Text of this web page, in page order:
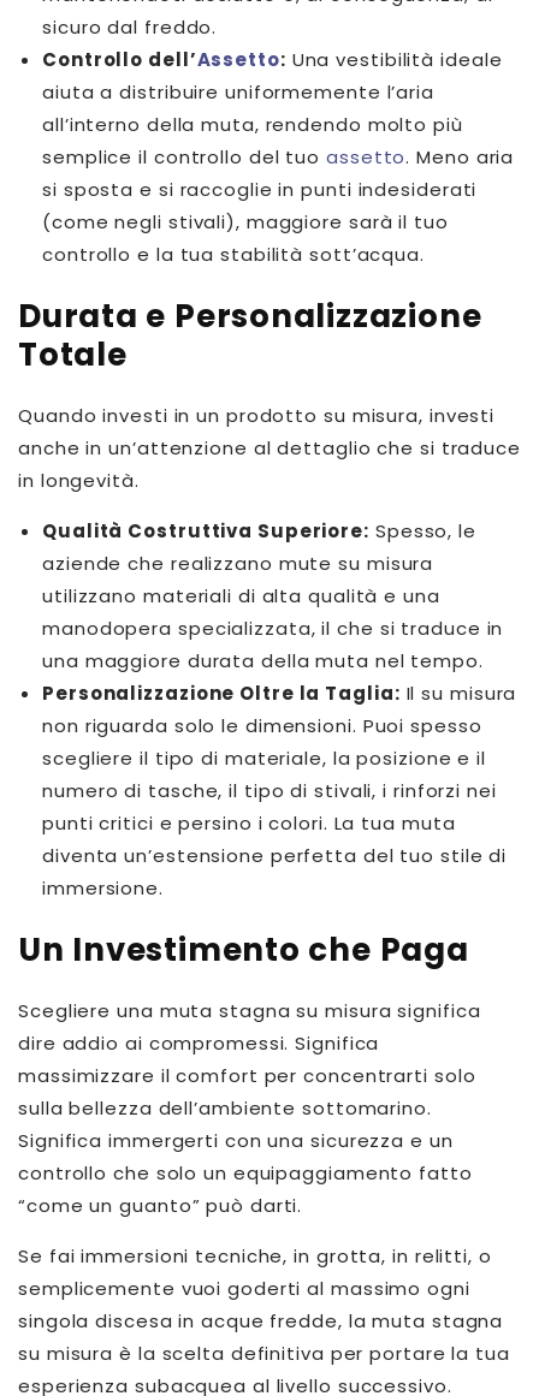
sicuro dal freddo.
Controllo dell’Assetto: Una vestibilità ideale
aiuta a distribuire uniformemente l’aria
all’interno della muta, rendendo molto più
semplice il controllo del tuo assetto. Meno aria
si sposta e si raccoglie in punti indesiderati
(come negli stivali), maggiore sarà il tuo
controllo e la tua stabilità sott’acqua.
Durata e Personalizzazione
Totale
Quando investi in un prodotto su misura, investi
anche in un’attenzione al dettaglio che si traduce
in longevità.
Qualità Costruttiva Superiore: Spesso, le
aziende che realizzano mute su misura
utilizzano materiali di alta qualità e una
manodopera specializzata, il che si traduce in
una maggiore durata della muta nel tempo.
Personalizzazione Oltre la Taglia: Il su misura
non riguarda solo le dimensioni. Puoi spesso
scegliere il tipo di materiale, la posizione e il
numero di tasche, il tipo di stivali, i rinforzi nei
punti critici e persino i colori. La tua muta
diventa un’estensione perfetta del tuo stile di
immersione.
Un Investimento che Paga
Scegliere una muta stagna su misura significa
dire addio ai compromessi. Significa
massimizzare il comfort per concentrarti solo
sulla bellezza dell’ambiente sottomarino.
Significa immergerti con una sicurezza e un
controllo che solo un equipaggiamento fatto
“come un guanto” può darti.
Se fai immersioni tecniche, in grotta, in relitti, o
semplicemente vuoi goderti al massimo ogni
singola discesa in acque fredde, la muta stagna
su misura è la scelta definitiva per portare la tua
esperienza subacquea al livello successivo.